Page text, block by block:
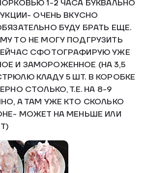
1-2 ЧАСА БУКВАЛЬНО
ОЧЕНЬ ВКУСНО
БУДУ БРАТЬ ЕЩЕ.
ТО НЕ МОГУ ПОДГРУЗИТЬ
СФОТОГРАФИРУЮ УЖЕ
И ЗАМОРОЖЕННОЕ (НА 3,5
КЛАДУ 5 ШТ. В КОРОБКЕ
СТОЛЬКО, Т.Е. НА 8-9
А ТАМ УЖЕ КТО СКОЛЬКО
МОЖЕТ НА МЕНЬШЕ ИЛИ